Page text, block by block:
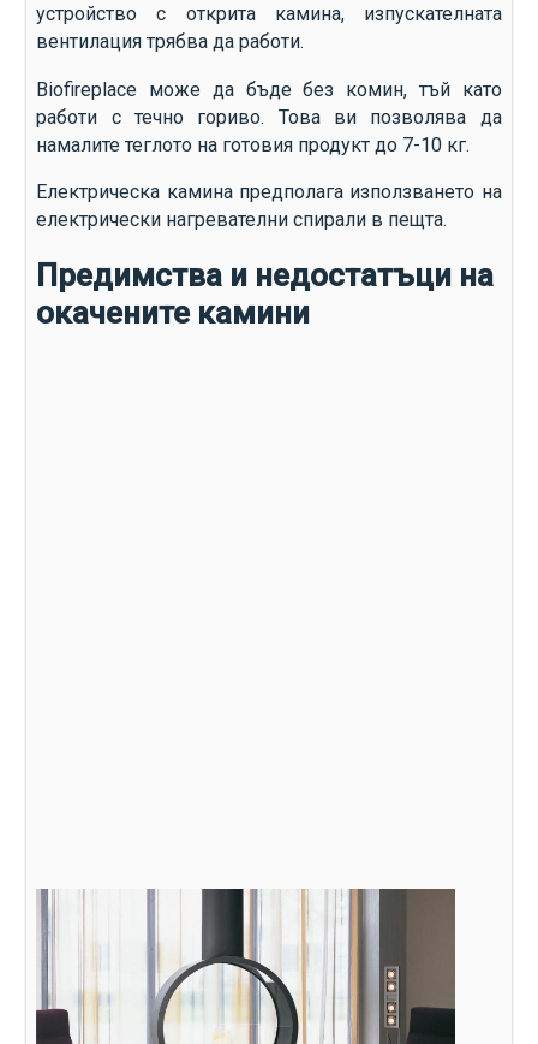
устройство с открита камина, изпускателната
вентилация трябва да работи.
Biofireplace може да бъде без комин, тъй като
работи с течно гориво. Това ви позволява да
намалите теглото на готовия продукт до 7-10 кг.
Електрическа камина предполага използването на
електрически нагревателни спирали в пещта.
Предимства и недостатъци на
окачените камини